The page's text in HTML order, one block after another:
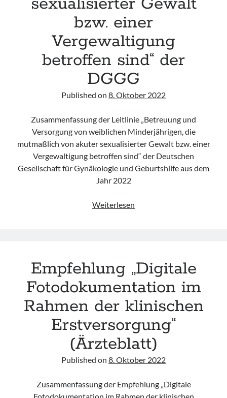
bzw. einer
Vergewaltigung
betroffen sind“ der
DGGG
Published on 8. Oktober 2022
Zusammenfassung der Leitlinie „Betreuung und
Versorgung von weiblichen Minderjährigen, die
mutmaßlich von akuter sexualisierter Gewalt bzw. einer
Vergewaltigung betroffen sind“ der Deutschen
Gesellschaft für Gynäkologie und Geburtshilfe aus dem
Jahr 2022
Weiterlesen
weiblichen
Minderjährigen,
die
mutmaßlich
von
akuter
sexualisierter
Gewalt
bzw.
Vergewaltigung
Empfehlung „Digitale
Fotodokumentation im
Rahmen der klinischen
Erstversorgung“
(Ärzteblatt)
Published on 8. Oktober 2022
Zusammenfassung der Empfehlung „Digitale